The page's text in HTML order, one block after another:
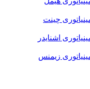
چینت
اشنایدر
زیمنس